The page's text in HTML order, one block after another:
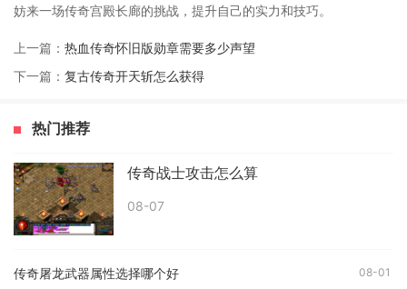
妨来一场传奇宫殿长廊的挑战，提升自己的实力和技巧。
上一篇： 热血传奇怀旧版勋章需要多少声望
下一篇： 复古传奇开天斩怎么获得
热门推荐
传奇战士攻击怎么算
08-07
传奇屠龙武器属性选择哪个好 08-01